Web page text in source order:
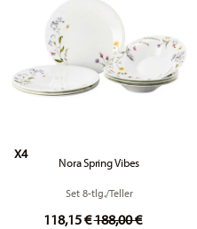
X4
Nora Spring Vibes
Set 8-tlg./Teller
118,15 €Price reduced from
188,00 €to